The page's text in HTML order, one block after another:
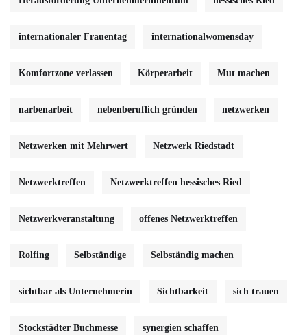
internationaler Frauentag internationalwomensday
Komfortzone verlassen Körperarbeit Mut machen
narbenarbeit nebenberuflich gründen netzwerken
Netzwerken mit Mehrwert Netzwerk Riedstadt
Netzwerktreffen Netzwerktreffen hessisches Ried
Netzwerkveranstaltung offenes Netzwerktreffen
Rolfing Selbständige Selbständig machen
sichtbar als Unternehmerin Sichtbarkeit sich trauen
Stockstädter Buchmesse synergien schaffen